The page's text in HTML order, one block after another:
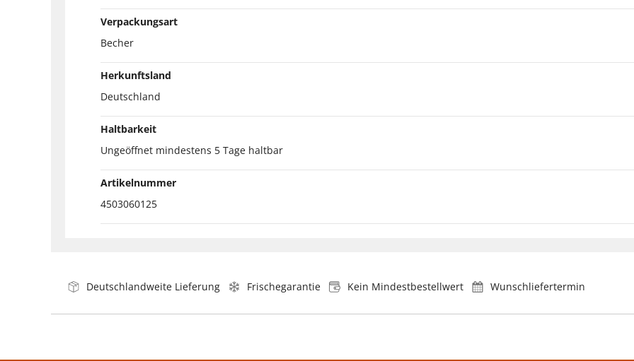
Verpackungsart
Becher
Herkunftsland
Deutschland
Haltbarkeit
Ungeöffnet mindestens 5 Tage haltbar
Artikelnummer
4503060125
Deutschlandweite Lieferung Frischegarantie Kein Mindestbestellwert Wunschliefertermin